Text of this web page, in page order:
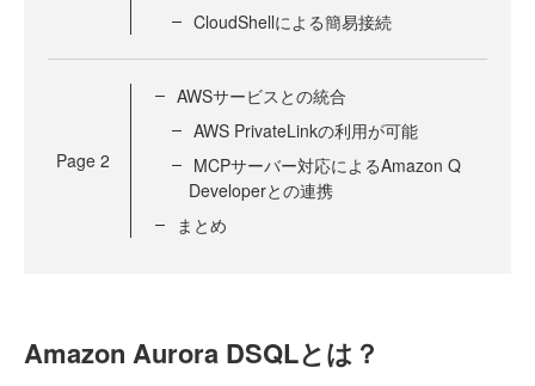
CloudShellによる簡易接続
Page 2
AWSサービスとの統合
AWS PrivateLinkの利用が可能
MCPサーバー対応によるAmazon Q
Developerとの連携
まとめ
Amazon Aurora DSQLとは？